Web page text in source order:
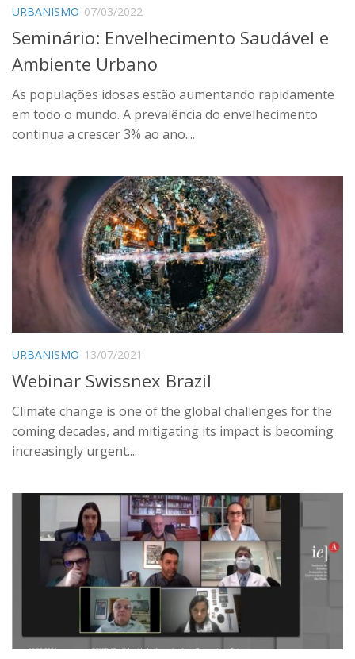
URBANISMO 07/03/2022
Seminário: Envelhecimento Saudável e
Ambiente Urbano
As populações idosas estão aumentando rapidamente
em todo o mundo. A prevalência do envelhecimento
continua a crescer 3% ao ano....
URBANISMO 13/07/2021
Webinar Swissnex Brazil
Climate change is one of the global challenges for the
coming decades, and mitigating its impact is becoming
increasingly urgent....